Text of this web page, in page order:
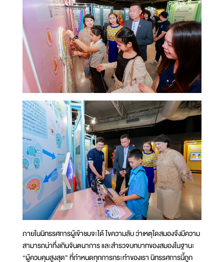
ภายในนิทรรศการผู้เข้าชมจะได้ ไขความลับ ว่าเหตุใดสมองจึงมีความ
สามารถน่าทึ่งเกินจินตนาการ และสำรวจบทบาทของสมองในฐานะ
“ผู้ควบคุมสูงสุด” ที่กำหนดทุกการกระทำของเรา นิทรรศการนี้ถูก